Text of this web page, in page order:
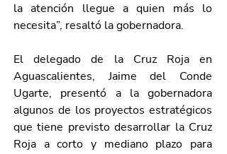
la atención llegue a quien más lo
necesita”, resaltó la gobernadora.
El delegado de la Cruz Roja en
Aguascalientes, Jaime del Conde
Ugarte, presentó a la gobernadora
algunos de los proyectos estratégicos
que tiene previsto desarrollar la Cruz
Roja a corto y mediano plazo para